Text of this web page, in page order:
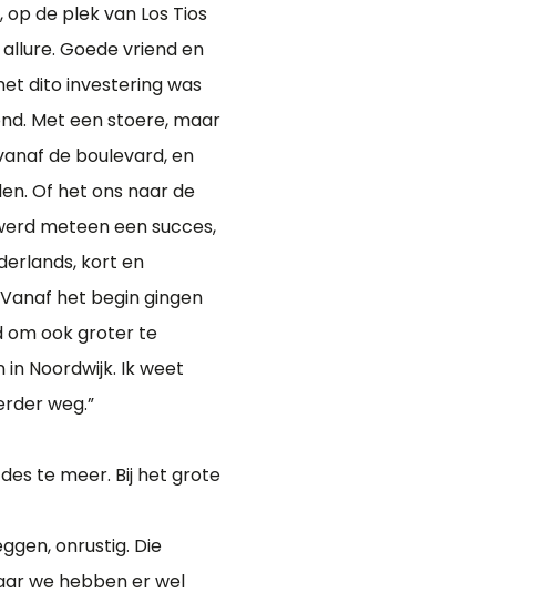
de plek van Los Tios
Goede vriend en
dito investering was
Met een stoere, maar
de boulevard, en
Of het ons naar de
meteen een succes,
kort en
het begin gingen
om ook groter te
Noordwijk. Ik weet
weg.”
te meer. Bij het grote
onrustig. Die
we hebben er wel